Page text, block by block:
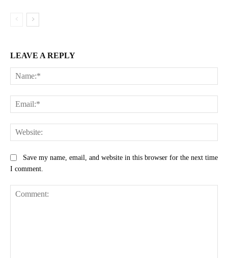
LEAVE A REPLY
Save my name, email, and website in this browser for the next time
I comment.